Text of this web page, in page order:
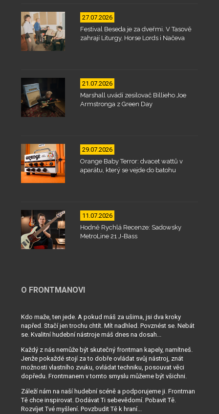
27.07.2026
Festival Beseda je za dveřmi. V Tasově
zahrají Liturgy, Horse Lords i Načeva
21.07.2026
Marshall uvádí zesilovač Billieho Joe
Armstronga z Green Day
29.07.2026
Orange Baby Terror: dvacet wattů v
aparátu, který se vejde do batohu
11.07.2026
Hodně Rychlá Recenze: Sadowsky
MetroLine 21 J-Bass
O FRONTMANOVI
Kdo maže, ten jede. A pokud máš za ušima, jsi dva kroky
napřed. Stačí jen trochu chtít. Mít nadhled. Povznést se. Nebát
se. Kvalitní hudební nástroje máš dnes na dosah...
Každý z nás nemůže být skutečný frontman kapely, namítneš.
Jenže pokaždé stojí za to dobře ovládat svůj nástroj, znát
možnosti vlastního zvuku, ovládat techniku, posouvat věci
dopředu. Frontmanem v tomto smyslu můžeme být všichni.
Záleží nám na naší hudební scéně a podporujeme ji. Frontman
Tě chce inspirovat. Dodávat Ti sebevědomí. Pobavit Tě.
Rozvíjet Tvé myšlení. Povzbudit Tě k hraní...